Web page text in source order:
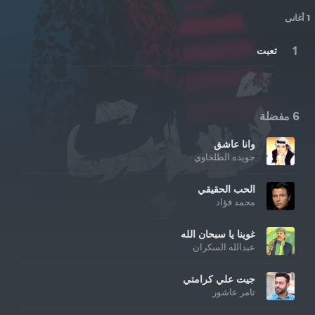
1 أغانى
تعبت
6 مفضلة
وانا عاشق
جويده الطلخاوي
الحب الحقيقي
محمد فؤاد
غوينا يا سبحان الله
عبدالله السكران
جيت علي كرامتي
تامر عاشور